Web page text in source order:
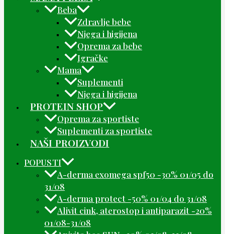
Beba
Zdravlje bebe
Njega i higijena
Oprema za bebe
Igračke
Mama
Suplementi
Njega i higijena
PROTEIN SHOP
Oprema za sportiste
Suplementi za sportiste
NAŠI PROIZVODI
POPUSTI
A-derma exomega spf50 -30% 01/05 do
31/08
A-derma protect -50% 01/04 do 31/08
Alivit cink, aterostop i antiparazit -20%
01/08-31/08